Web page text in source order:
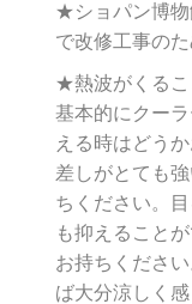
★ショパン博物
で改修工事のた
★熱波がくるこ
基本的にクー
える時はどう
差しがとても
ちください。
も抑えること
お持ちくださ
ば大分涼しく